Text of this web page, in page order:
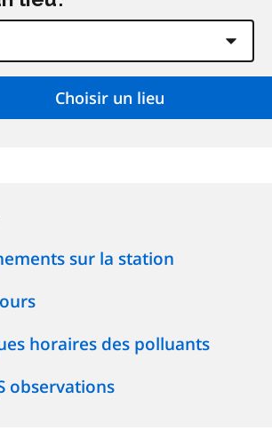
sur la station
horaires des polluants
observations